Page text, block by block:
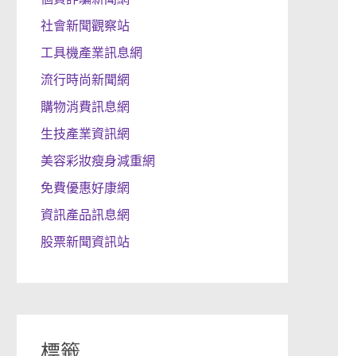
社會新聞觀察站
工具機產業訊息網
流行時尚新聞網
購物消費訊息網
生技產業資訊網
美容彩妝瘦身減重網
免費優惠好康網
資訊產品訊息網
股票新聞資訊站